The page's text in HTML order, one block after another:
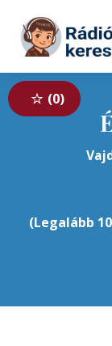
Tovább a
0
(Legalább